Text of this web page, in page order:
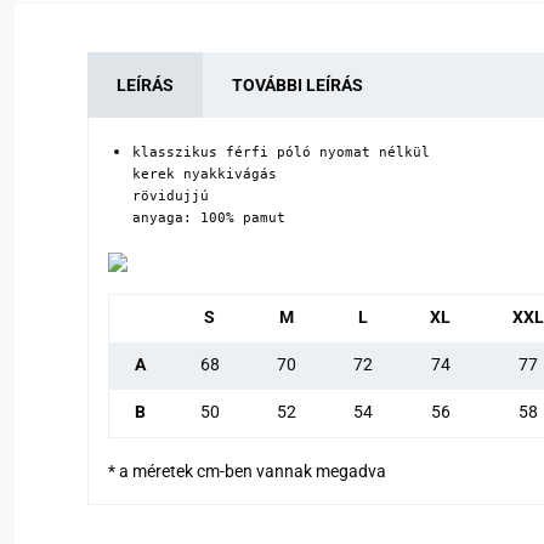
LEÍRÁS TOVÁBBI LEÍRÁS
klasszikus férfi póló nyomat nélkül
kerek nyakkivágás
rövidujjú
anyaga: 100% pamut
S M L XL XXL
A 68 70 72 74 77
B 50 52 54 56 58
* a méretek cm-ben vannak megadva